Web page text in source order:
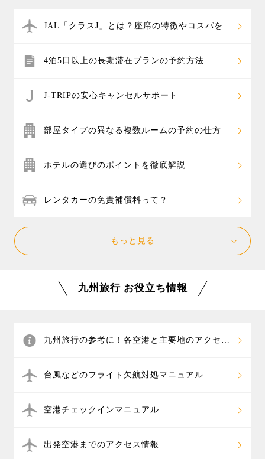
い。
ら、自分だけの温泉旅行もカスタマイズでき、お好み
す。
JAL「クラスJ」とは？座席の特徴やコスパを解
4泊5日以上の長期滞在プランの予約方法
J-TRIPの安心キャンセルサポート
部屋タイプの異なる複数ルームの予約の仕方
ホテルの選びのポイントを徹底解説
レンタカーの免責補償料って？
もっと見る
九州旅行 お役立ち情報
九州旅行の参考に！各空港と主要地のアクセス
台風などのフライト欠航対処マニュアル
空港チェックインマニュアル
出発空港までのアクセス情報